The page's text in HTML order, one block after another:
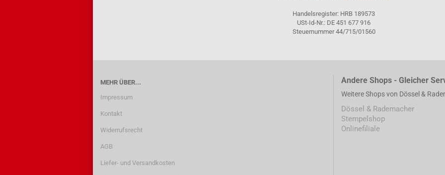
Handelsregister: HRB 189573
USt-Id-Nr.: DE 451 677 916
Steuernummer 44/715/01560
MEHR ÜBER...
Impressum
Kontakt
Widerrufsrecht
AGB
Liefer- und Versandkosten
Andere Shops - Gleicher
Weitere Shops von Dössel &
Dössel & Rademacher
Stempelshop
Onlinefiliale